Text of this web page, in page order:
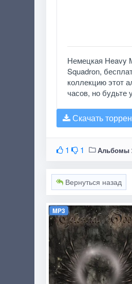
Немецкая Heavy
Squadron,
коллекцию этот
часов, но будьте
Скачать
1 1 Альбомы
Вернуться назад
MP3